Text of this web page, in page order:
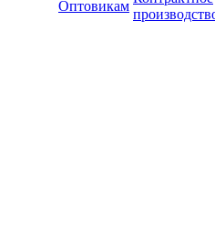
Оптовикам